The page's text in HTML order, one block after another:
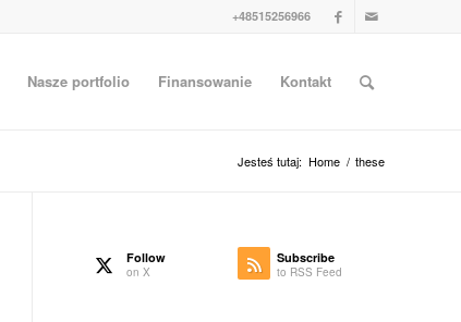
+48515256966
Nasze portfolio Finansowanie Kontakt
Jesteś tutaj: Home / these
Follow
on X
Subscribe
to RSS Feed